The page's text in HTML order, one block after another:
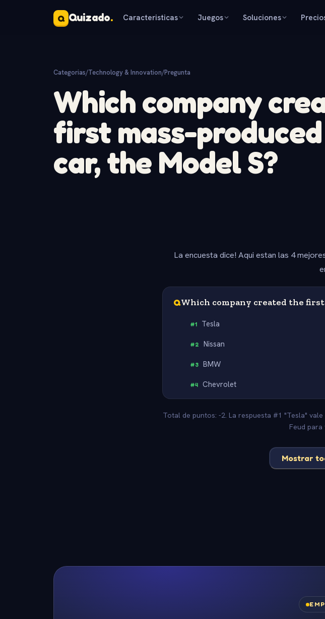
Q Quizado. Caracteristicas Juegos Soluciones
Categorias/Technology & Innovation/Pregunta
Which company
first mass-
car, the Model S?
La encuesta dice! Aqui estan las 4
QWhich company created the
#1 Tesla
#2 Nissan
#3 BMW
#4 Chevrolet
Total de puntos: -2. La respuesta #1 "Tesla"
Feud para
Mostrar